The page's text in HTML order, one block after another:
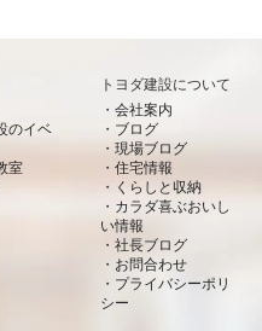
のイベ
室
トヨダ建設について
会社案内
ブログ
現場ブログ
住宅情報
くらしと収納
カラダ喜ぶおいし
い情報
社長ブログ
お問合わせ
プライバシーポリ
シー